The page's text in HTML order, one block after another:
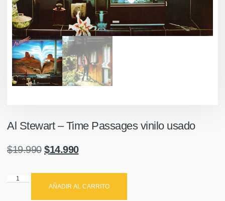
Al Stewart – Time Passages vinilo usado
$19.990 $14.990
AÑADIR AL CARRITO